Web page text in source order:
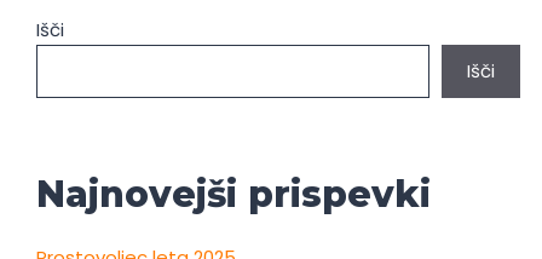
Išči
Išči
Najnovejši prispevki